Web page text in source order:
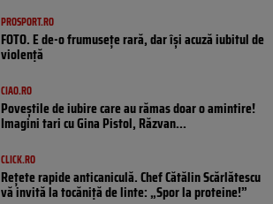
PROSPORT.RO
FOTO. E de-o frumusețe rară, dar își acuză iubitul de
violență
CIAO.RO
Poveştile de iubire care au rămas doar o amintire!
Imagini tari cu Gina Pistol, Răzvan...
CLICK.RO
Rețete rapide anticaniculă. Chef Cătălin Scărlătescu
vă invită la tocăniță de linte: „Spor la proteine!”